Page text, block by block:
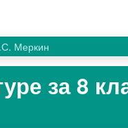
Меркин
за 8